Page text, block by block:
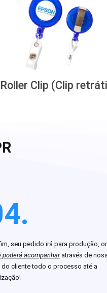
Roller Clip (Clip
seu pedido irá para produção,
poderá acompanharatravés de
do cliente todo o processo até a